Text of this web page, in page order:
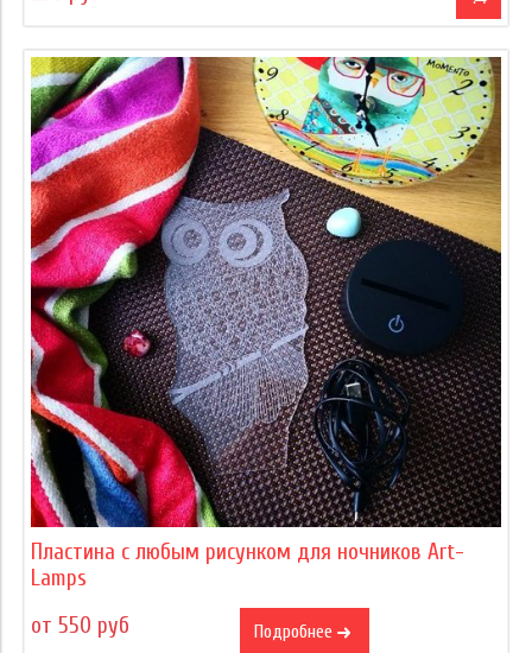
Пластина с любым рисунком для ночников Art-
Lamps
от 550 руб
Подробнее